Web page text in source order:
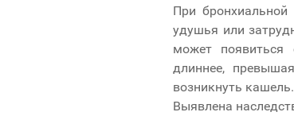
При
удушья или
может появиться
длиннее,
возникнуть
Выявлена